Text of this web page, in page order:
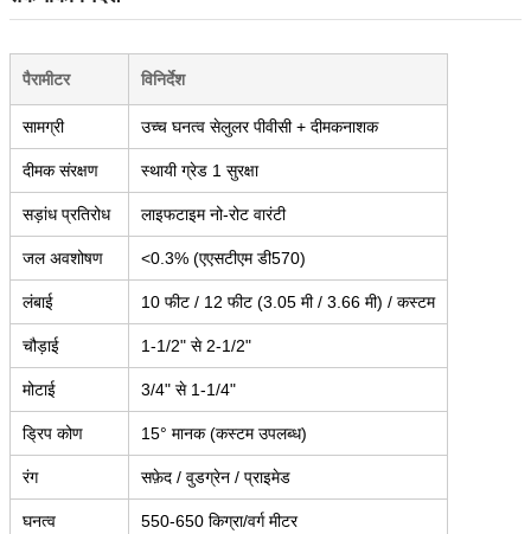
पैरामीटर विनिर्देश
सामग्री उच्च घनत्व सेलुलर पीवीसी + दीमकनाशक
दीमक संरक्षण स्थायी ग्रेड 1 सुरक्षा
सड़ांध प्रतिरोध लाइफटाइम नो-रोट वारंटी
जल अवशोषण <0.3% (एएसटीएम डी570)
लंबाई 10 फीट / 12 फीट (3.05 मी / 3.66 मी) / कस्टम
चौड़ाई 1-1/2" से 2-1/2"
मोटाई 3/4" से 1-1/4"
ड्रिप कोण 15° मानक (कस्टम उपलब्ध)
रंग सफ़ेद / वुडग्रेन / प्राइमेड
घनत्व 550-650 किग्रा/वर्ग मीटर